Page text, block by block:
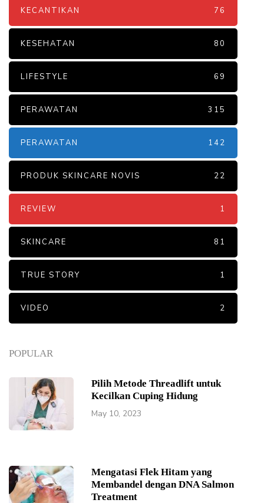
POPULAR
Pilih Metode Threadlift untuk
Kecilkan Cuping Hidung
May 10, 2023
Mengatasi Flek Hitam yang
Membandel dengan DNA Salmon
Treatment
KECANTIKAN 76
KESEHATAN 80
LIFESTYLE 69
PERAWATAN 315
PERAWATAN 142
PRODUK SKINCARE NOVIS 22
REVIEW 1
SKINCARE 81
TRUE STORY 1
VIDEO 2